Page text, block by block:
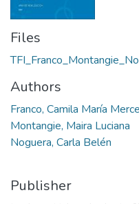
Files
Authors
Franco, Camila María
Montangie, Maira Luciana
Noguera, Carla Belén
Publisher